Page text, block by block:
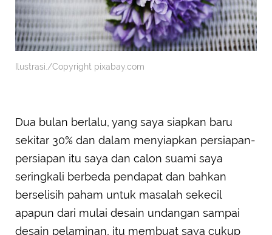
Ilustrasi./Copyright pixabay.com
Dua bulan berlalu, yang saya siapkan baru
sekitar 30% dan dalam menyiapkan persiapan-
persiapan itu saya dan calon suami saya
seringkali berbeda pendapat dan bahkan
berselisih paham untuk masalah sekecil
apapun dari mulai desain undangan sampai
desain pelaminan, itu membuat saya cukup